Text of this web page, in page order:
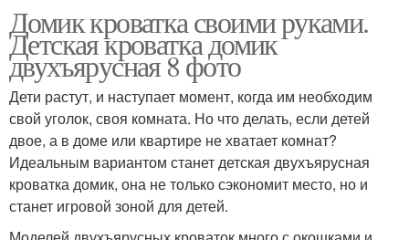
Домик кроватка своими руками.
Детская кроватка домик
двухъярусная 8 фото
Дети растут, и наступает момент, когда им необходим
свой уголок, своя комната. Но что делать, если детей
двое, а в доме или квартире не хватает комнат?
Идеальным вариантом станет детская двухъярусная
кроватка домик, она не только сэкономит место, но и
станет игровой зоной для детей.